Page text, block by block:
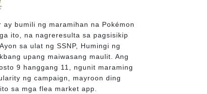
bumili ng maramihan na Pokémon
ito, na nagreresulta sa pagsisikip
sa ulat ng SSNP, Humingi ng
upang maiwasang maulit. Ang
9 hanggang 11, ngunit maraming
ng campaign, mayroon ding
sa mga flea market app.